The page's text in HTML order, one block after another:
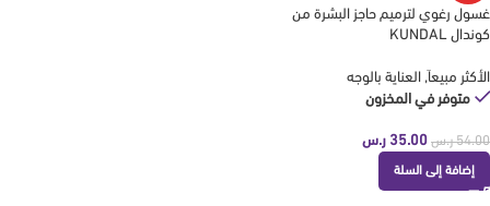
غسول رغوي لترميم حاجز البشرة من
كوندال KUNDAL
الأكثر مبيعاَ, العناية بالوجه
متوفر في المخزون
54.00 ر.س 35.00 ر.س
إضافة إلى السلة